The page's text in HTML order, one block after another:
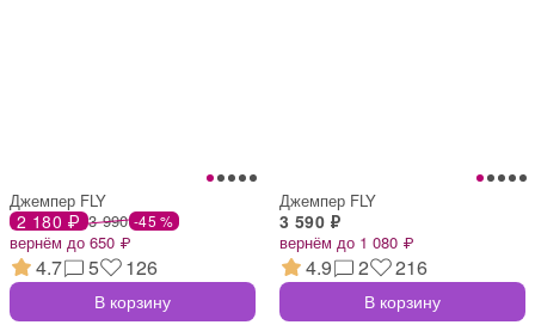
Джемпер FLY
2 180 ₽ 3 990 -45 %
вернём до 650 ₽
4.7 5 126
В корзину
Джемпер FLY
3 590 ₽
вернём до 1 080 ₽
4.9 2 216
В корзину